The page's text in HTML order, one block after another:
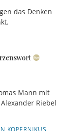
das Denken
Mann mit
Riebel
KOPERNIKUS